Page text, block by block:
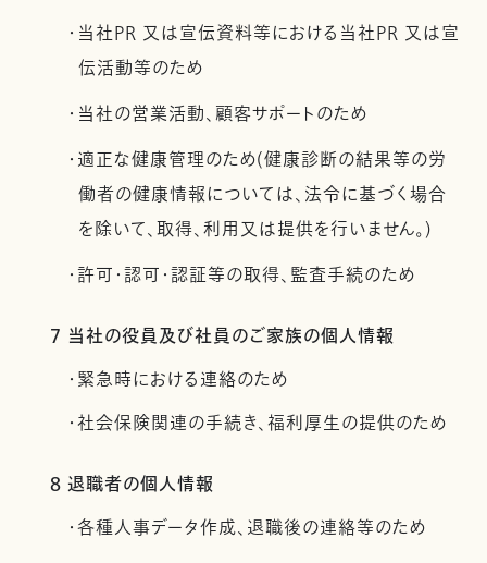
・当社PR 又は宣伝資料等における当社PR 又は宣
伝活動等のため
・当社の営業活動、顧客サポートのため
・適正な健康管理のため(健康診断の結果等の労
働者の健康情報については、法令に基づく場合
を除いて、取得、利用又は提供を行いません。)
・許可・認可・認証等の取得、監査手続のため
7 当社の役員及び社員のご家族の個人情報
・緊急時における連絡のため
・社会保険関連の手続き、福利厚生の提供のため
8 退職者の個人情報
・各種人事データ作成、退職後の連絡等のため